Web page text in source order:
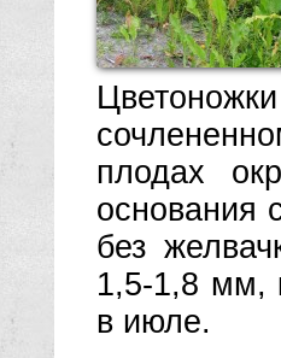
плодах
основания
без
1,5-1,8 мм,
в июле.